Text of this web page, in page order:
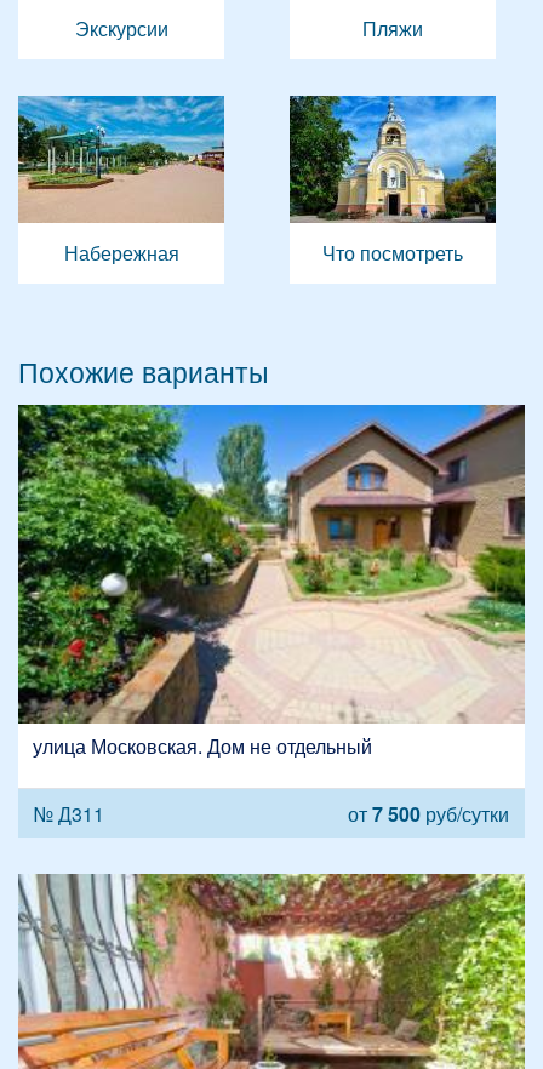
Экскурсии Пляжи
Набережная Что посмотреть
Похожие варианты
улица Московская. Дом не отдельный
№ Д311 от7 500 руб/сутки